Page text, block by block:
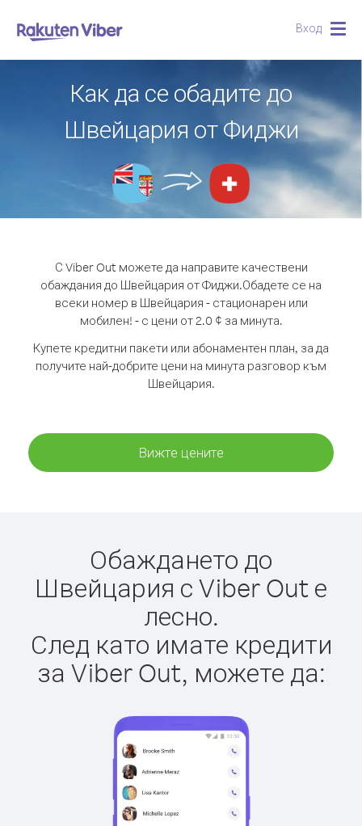
Вход
Как да се обадите до
Швейцария от Фиджи
С Viber Out можете да направите качествени
обаждания до Швейцария от Фиджи.Обадете се на
всеки номер в Швейцария - стационарен или
мобилен! - с цени от 2.0 ¢ за минута.
Купете кредитни пакети или абонаментен план, за да
получите най-добрите цени на минута разговор към
Швейцария.
Вижте цените
Обаждането до
Швейцария с Viber Out е
лесно.
След като имате кредити
за Viber Out, можете да: